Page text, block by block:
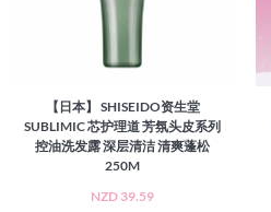
【日本】 SHISEIDO资生堂
SUBLIMIC 芯护理道 芳氛头皮系列
控油洗发露 深层清洁 清爽蓬松
250M
NZD 39.59